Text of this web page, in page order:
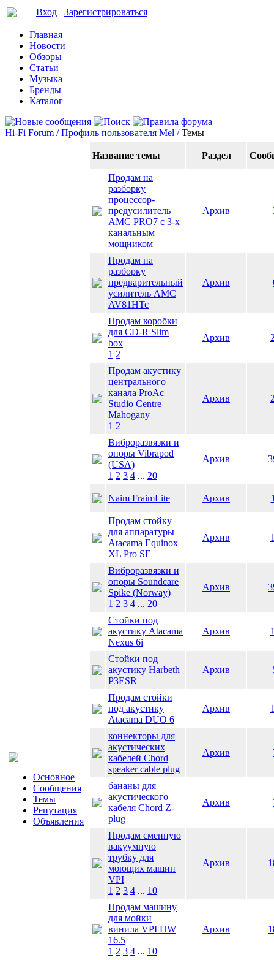
Вход Зарегистрироваться
Главная
Новости
Обзоры
Статьи
Музыка
Бренды
Каталог
Hi-Fi Forum / Профиль пользователя Mel / Темы
Основное
Сообщения
Темы
Репутация
Объявления
Название темы Раздел
Продам на
разборку
процессор-
предусилитель
AMC PRO7 с 3-х
канальным
мощником
Архив
Продам на
разборку
предварительный
усилитель AMC
AV81HTc
Архив
Продам коробки
для CD-R Slim
box
1 2
Архив
Продам акустику
центрального
канала ProAc
Studio Centre
Mahogany
1 2
Архив
Виброразвязки и
опоры Vibrapod
(USA)
1 2 3 4 ... 20
Архив
Naim FraimLite Архив
Продам стойку
для аппаратуры
Atacama Equinox
XL Pro SE
Архив
Виброразвязки и
опоры Soundcare
Spike (Norway)
1 2 3 4 ... 20
Архив
Стойки под
акустику Atacama
Nexus 6i
Архив
Стойки под
акустику Harbeth
P3ESR
Архив
Продам стойки
под акустику
Atacama DUO 6
Архив
коннекторы для
акустических
кабелей Chord
speaker cable plug
Архив
бананы для
акустического
кабеля Chord Z-
plug
Архив
Продам сменную
вакуумную
трубку для
моющих машин
VPI
1 2 3 4 ... 10
Архив
Продам машину
для мойки
винила VPI HW
16.5
1 2 3 4 ... 10
Архив